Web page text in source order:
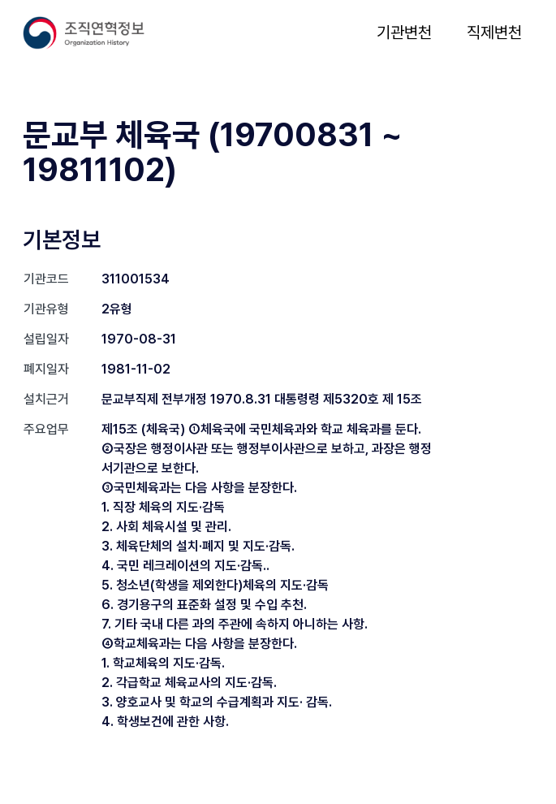
기관변천 직제변천
문교부 체육국 (19700831 ~
19811102)
기본정보
기관코드
311001534
기관유형
2유형
설립일자
1970-08-31
폐지일자
1981-11-02
설치근거
문교부직제 전부개정 1970.8.31 대통령령 제5320호 제 15조
주요업무
제15조 (체육국) ①체육국에 국민체육과와 학교 체육과를 둔다.
②국장은 행정이사관 또는 행정부이사관으로 보하고, 과장은 행정
서기관으로 보한다.
③국민체육과는 다음 사항을 분장한다.
1. 직장 체육의 지도·감독
2. 사회 체육시설 및 관리.
3. 체육단체의 설치·폐지 및 지도·감독.
4. 국민 레크레이션의 지도·감독..
5. 청소년(학생을 제외한다)체육의 지도·감독
6. 경기용구의 표준화 설정 및 수입 추천.
7. 기타 국내 다른 과의 주관에 속하지 아니하는 사항.
④학교체육과는 다음 사항을 분장한다.
1. 학교체육의 지도·감독.
2. 각급학교 체육교사의 지도·감독.
3. 양호교사 및 학교의 수급계획과 지도· 감독.
4. 학생보건에 관한 사항.